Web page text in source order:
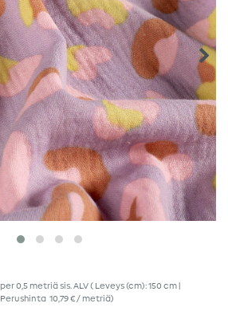
per0,5 metriäsis. ALV( Leveys (cm): 150 cm |
Perushinta 10,79 € / metriä)